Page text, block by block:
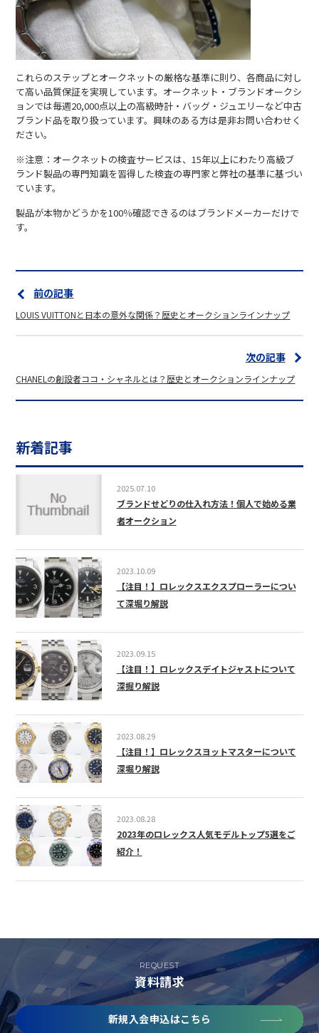
これらのステップとオークネットの厳格な基準に則り、各商品に対し
て高い品質保証を実現しています。オークネット・ブランドオークシ
ョンでは毎週20,000点以上の高級時計・バッグ・ジュエリーなど中古
ブランド品を取り扱っています。興味のある方は是非お問い合わせく
ださい。
※注意：オークネットの検査サービスは、15年以上にわたり高級ブ
ランド製品の専門知識を習得した検査の専門家と弊社の基準に基づい
ています。
製品が本物かどうかを100％確認できるのはブランドメーカーだけで
す。
前の記事
LOUIS VUITTONと日本の意外な関係？歴史とオークションラインナップ
次の記事
CHANELの創設者ココ・シャネルとは？歴史とオークションラインナップ
新着記事
2025.07.10
ブランドせどりの仕入れ方法！個人で始める業
者オークション
2023.10.09
【注目！】ロレックスエクスプローラーについ
て深堀り解説
2023.09.15
【注目！】ロレックスデイトジャストについて
深掘り解説
2023.08.29
【注目！】ロレックスヨットマスターについて
深堀り解説
2023.08.28
2023年のロレックス人気モデルトップ5選をご
紹介！
REQUEST
資料請求
新規入会申込はこちら